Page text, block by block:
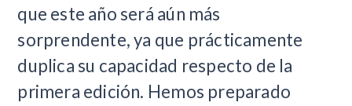
que este año será aún más
sorprendente, ya que prácticamente
duplica su capacidad respecto de la
primera edición. Hemos preparado